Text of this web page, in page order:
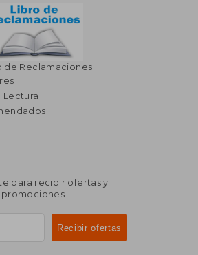
de Reclamaciones
Lectura
para recibir ofertas y
promociones